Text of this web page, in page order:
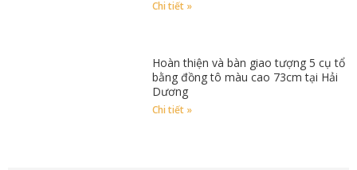
Chi tiết »
Hoàn thiện và bàn giao tượng 5 cụ tổ
bằng đồng tô màu cao 73cm tại Hải
Dương
Chi tiết »